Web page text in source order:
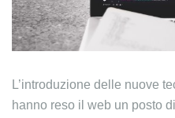
L’introduzione delle nuove
hanno reso il web un posto